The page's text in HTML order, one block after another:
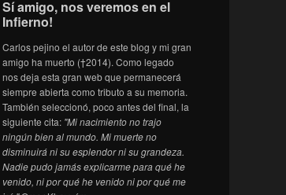
Sí amigo, nos veremos en el
Infierno!
Carlos pejino el autor de este blog y mi gran
amigo ha muerto (†2014). Como legado
nos deja esta gran web que permanecerá
siempre abierta como tributo a su memoria.
También seleccionó, poco antes del final, la
siguiente cita: "Mi nacimiento no trajo
ningún bien al mundo. Mi muerte no
disminuirá ni su esplendor ni su grandeza.
Nadie pudo jamás explicarme para qué he
venido, ni por qué he venido ni por qué me